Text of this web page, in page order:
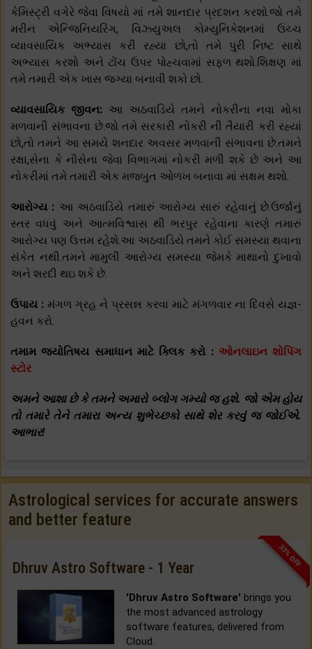
કેમિસ્ટ્રી વગેરે જેવા વિષયો માં તમે શાનદાર પ્રદશન કરશો.જો તમે
મરીન એન્જિનિયરિંગ, વિઝ્યુઅલ કોમ્યુનિકેશનમાં ઉચ્ચ
વ્યાવસાયિક અભ્યાસ કરી રહ્યા છો,તો તમે પુરી નિષ્ટ સાથે
અભ્યાસ કરશો અને ટોંચ ઉપર પોહ્ચવામાં સફળ થશો.શિક્ષણ માં
તમે તમારી એક ખાસ જગ્યા બનાવી શકો છો.
વ્યાવસાયિક જીવન: આ અઠવાડિયે તમને નોકરીના નવા મોકા
મળવાની સંભાવના છે.જો તમે સરકારી નોકરી ની તૈયારી કરી રહ્યાં
છો,તો તમને આ સમયે શનદાર અવસર મળવાની સંભાવના છે.તમને
રક્ષા,સેના કે નૌસેના જેવા વિભાગમાં નોકરી મળી શકે છે અને આ
નોકરીમાં તમે તમારી એક મજબુત ઓળખ બનાવા માં સક્ષમ થશો.
આરોગ્ય : આ અઠવાડિયે તમારું આરોગ્ય સારું રહેવાનું છે.ઉર્જાનું
સ્તર વધવું અને આત્મવિશ્વાસ થી ભરપુર રહેવાના કારણે તમારું
આરોગ્ય પણ ઉત્તમ રહેશે.આ અઠવાડિયે તમને કોઈ સમસ્યા થવાના
સંકેત નથી.તમને મામુલી આરોગ્ય સમસ્યા જેમકે માથાનો દુખાવો
અને શરદી થઇ શકે છે.
ઉપાય : મંગળ ગ્રહ ને પ્રસન્ન કરવા માટે મંગળવાર ના દિવસે યજ્ઞ-
હવન કરો.
તમામ જ્યોતિષય સમાધાન માટે ક્લિક કરો : ઓનલાઇન શોપિંગ
સ્ટોર
અમને આશા છે કે તમને અમારો બ્લોગ ગમ્યો જ હશે. જો એમ હોય
તો તમારે તેને તમારા અન્ય શુભેચ્છકો સાથે શેર કરવું જ જોઈએ.
આભાર!
Astrological services for accurate answers
and better feature
33% OFF
Dhruv Astro Software - 1 Year
'Dhruv Astro Software' brings you
the most advanced astrology
software features, delivered from
Cloud.